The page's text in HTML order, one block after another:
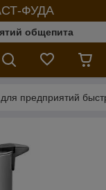
ФУДА
общепита
предприятий